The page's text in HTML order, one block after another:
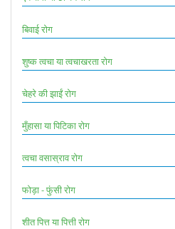
बिवाई रोग
शुष्क त्वचा या त्वचाखरता रोग
चेहरे की झाईं रोग
मुँहासा या पिटिका रोग
त्वचा वसास्राव रोग
फोड़ा - फुंसी रोग
शीत पित्त या पित्ती रोग